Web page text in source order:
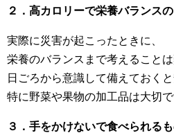
２．高カロリーで栄養バランス
実際に災害が起こったときに、
栄養のバランスまで考えることは
日ごろから意識して備えておくと
特に野菜や果物の加工品は大切で
３．手をかけないで食べられる